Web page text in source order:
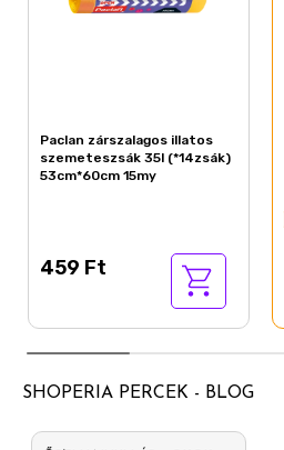
Paclan zárszalagos illatos
szemeteszsák 35l (*14zsák)
53cm*60cm 15my
459 Ft
SHOPERIA PERCEK - BLOG